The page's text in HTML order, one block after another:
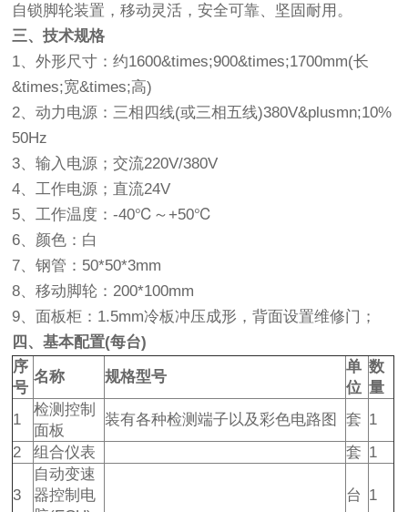
自锁脚轮装置，移动灵活，安全可靠、坚固耐用。
三、技术规格
1、外形尺寸：约1600&times;900&times;1700mm(长
&times;宽&times;高)
2、动力电源：三相四线(或三相五线)380V&plusmn;10%
50Hz
3、输入电源；交流220V/380V
4、工作电源；直流24V
5、工作温度：-40℃～+50℃
6、颜色：白
7、钢管：50*50*3mm
8、移动脚轮：200*100mm
9、面板柜：1.5mm冷板冲压成形，背面设置维修门；
四、基本配置(每台)
序
号
名称 规格型号
单
位
数
量
1
检测控制
面板
装有各种检测端子以及彩色电路图 套 1
2
组合仪表 套 1
3
自动变速
器控制电
台 1